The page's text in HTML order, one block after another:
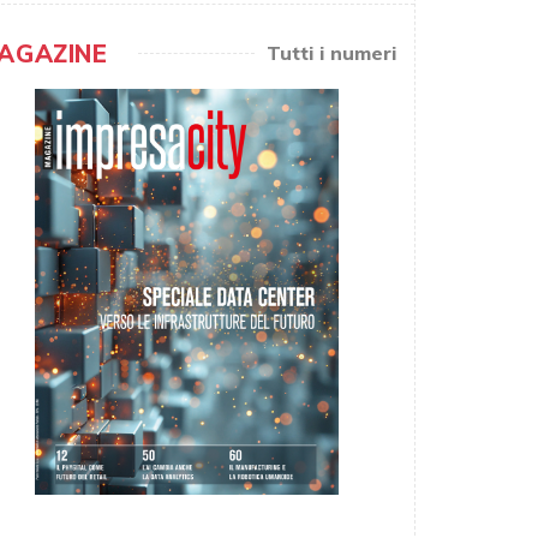
Tutti i numeri